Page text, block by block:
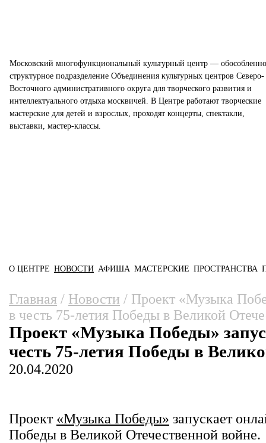
Московский многофункциональный культурный центр —
структурное подразделение Объединения культурных центров Северо-
Восточного административного округа для творческого развития и
интеллектуального отдыха москвичей. В Центре работают творческие
мастерские для детей и взрослых, проходят концерты, спектакли,
выставки, мастер-классы.
Главное меню
О ЦЕНТРЕ НОВОСТИ АФИША МАСТЕРСКИЕ ПРОСТРАНСТВА
Вы здесь
Главная / Новости / Проект «Музыка
в честь 75-летия Победы в Великой
Проект «Музыка Победы»
честь 75-летия Победы в
20.04.2020
Проект «Музыка Победы» запускает
Победы в Великой Отечественной войне.